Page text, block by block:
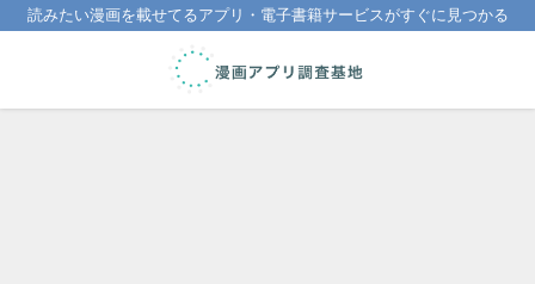
読みたい漫画を載せてるアプリ・電子書籍サービスがすぐに見つかる